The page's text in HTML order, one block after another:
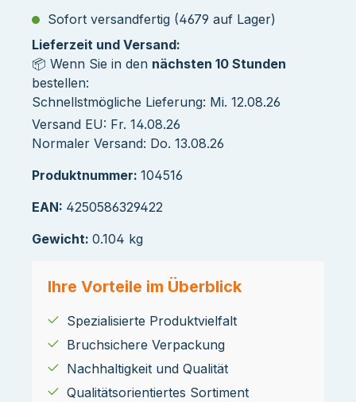
Sofort versandfertig (4679 auf Lager)
Lieferzeit und Versand:
📦 Wenn Sie in den nächsten 10 Stunden
bestellen:
Schnellstmögliche Lieferung: Mi. 12.08.26
Versand EU: Fr. 14.08.26
Normaler Versand: Do. 13.08.26
Produktnummer: 104516
EAN: 4250586329422
Gewicht: 0.104 kg
Ihre Vorteile im Überblick
Spezialisierte Produktvielfalt
Bruchsichere Verpackung
Nachhaltigkeit und Qualität
Qualitätsorientiertes Sortiment